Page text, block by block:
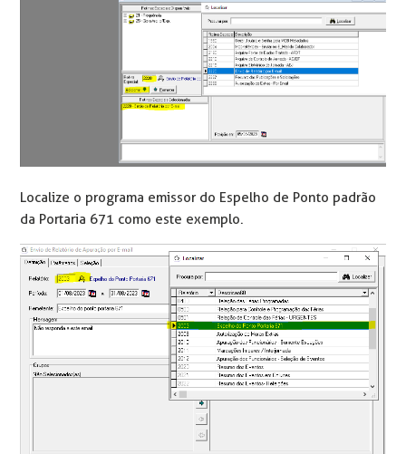
Localize o programa emissor do Espelho de Ponto padrão
da Portaria 671 como este exemplo.